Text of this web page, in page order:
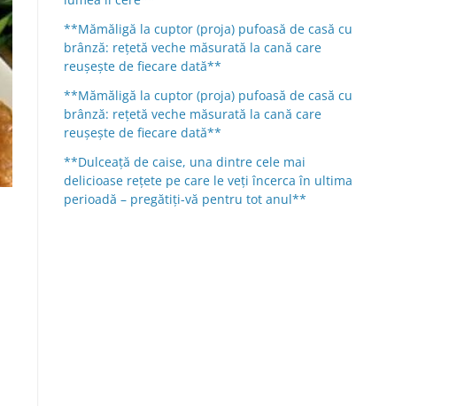
**Mămăligă la cuptor (proja) pufoasă de casă cu
brânză: rețetă veche măsurată la cană care
reușește de fiecare dată**
**Mămăligă la cuptor (proja) pufoasă de casă cu
brânză: rețetă veche măsurată la cană care
reușește de fiecare dată**
**Dulceață de caise, una dintre cele mai
delicioase rețete pe care le veți încerca în ultima
perioadă – pregătiți-vă pentru tot anul**